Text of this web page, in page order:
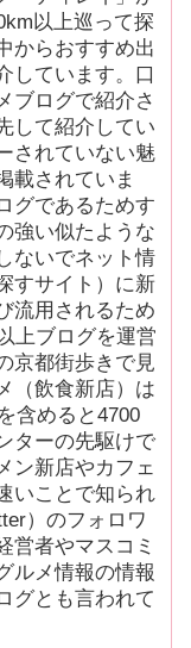
以上巡って探
からおすすめ出
しています。口
ブログで紹介さ
して紹介してい
されていない魅
載されていま
グであるためす
強い似たような
ないでネット情
すサイト）に新
流用されるため
上ブログを運営
京都街歩きで見
（飲食新店）は
含めると4700
ターの先駆けで
ン新店やカフェ
いことで知られ
）のフォロワ
営者やマスコミ
ルメ情報の情報
グとも言われて